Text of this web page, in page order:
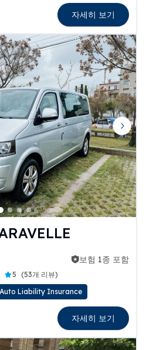
자세히 보기
Next
보험 1종 포함
5 (53개 리뷰)
Liability Insurance
자세히 보기